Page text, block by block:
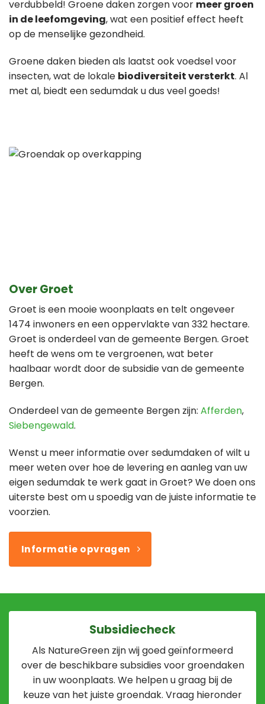
verdubbeld! Groene daken zorgen voor meer groen
in de leefomgeving, wat een positief effect heeft
op de menselijke gezondheid.
Groene daken bieden als laatst ook voedsel voor
insecten, wat de lokale biodiversiteit versterkt. Al
met al, biedt een sedumdak u dus veel goeds!
Over Groet
Groet is een mooie woonplaats en telt ongeveer
1474 inwoners en een oppervlakte van 332 hectare.
Groet is onderdeel van de gemeente Bergen. Groet
heeft de wens om te vergroenen, wat beter
haalbaar wordt door de subsidie van de gemeente
Bergen.
Onderdeel van de gemeente Bergen zijn: Afferden,
Siebengewald.
Wenst u meer informatie over sedumdaken of wilt u
meer weten over hoe de levering en aanleg van uw
eigen sedumdak te werk gaat in Groet? We doen ons
uiterste best om u spoedig van de juiste informatie te
voorzien.
Informatie opvragen
Subsidiecheck
Als NatureGreen zijn wij goed geïnformeerd
over de beschikbare subsidies voor groendaken
in uw woonplaats. We helpen u graag bij de
keuze van het juiste groendak. Vraag hieronder